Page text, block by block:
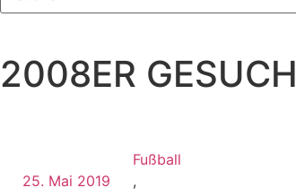
2008ER
25. Mai 2019
Fußball
,